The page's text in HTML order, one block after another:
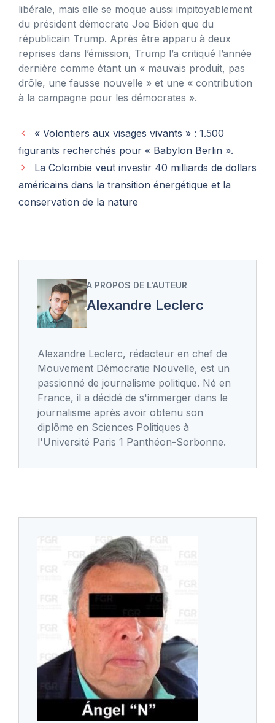
libérale, mais elle se moque aussi impitoyablement
du président démocrate Joe Biden que du
républicain Trump. Après être apparu à deux
reprises dans l’émission, Trump l’a critiqué l’année
dernière comme étant un « mauvais produit, pas
drôle, une fausse nouvelle » et une « contribution
à la campagne pour les démocrates ».
« Volontiers aux visages vivants » : 1.500
figurants recherchés pour « Babylon Berlin ».
La Colombie veut investir 40 milliards de dollars
américains dans la transition énergétique et la
conservation de la nature
A PROPOS DE L'AUTEUR
Alexandre Leclerc
Alexandre Leclerc, rédacteur en chef de
Mouvement Démocratie Nouvelle, est un
passionné de journalisme politique. Né en
France, il a décidé de s'immerger dans le
journalisme après avoir obtenu son
diplôme en Sciences Politiques à
l'Université Paris 1 Panthéon-Sorbonne.